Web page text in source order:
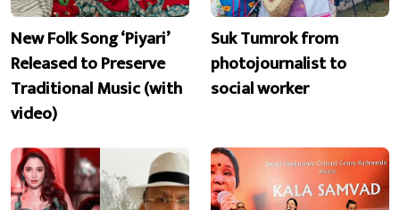
New Folk Song ‘Piyari’
Released to Preserve
Traditional Music (with
video)
Suk Tumrok from
photojournalist to
social worker